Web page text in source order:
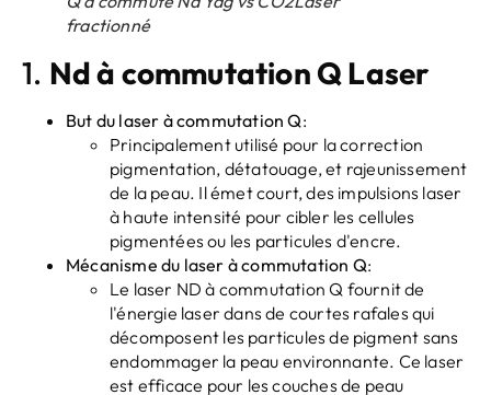
fractionné
1. Nd à commutation QLaser
But du laser à commutation Q:
Principalement utilisé pour la correction
pigmentation, détatouage, et rajeunissement
de la peau. Il émet court, des impulsions laser
à haute intensité pour cibler les cellules
pigmentées ou les particules d'encre.
Mécanisme du laser à commutation Q:
Le laser ND à commutation Q fournit de
l'énergie laser dans de courtes rafales qui
décomposent les particules de pigment sans
endommager la peau environnante. Ce laser
est efficace pour les couches de peau